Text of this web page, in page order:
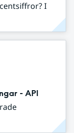
I
- API